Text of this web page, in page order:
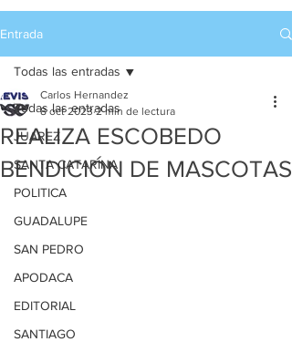
Entrada
Todas las entradas
JUAREZ
SANTA CATARINA
POLITICA
GUADALUPE
SAN PEDRO
APODACA
EDITORIAL
SANTIAGO
Todas las entradas
REALIZA ESCOBEDO
BENDICIÓN DE MASCOTAS
Carlos Hernandez
8 oct 2023 2 min de lectura